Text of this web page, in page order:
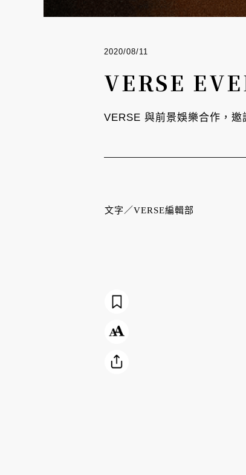
2020/08/11
VERSE
VERSE 與前景娛樂合作，
文字／VERSE編輯部